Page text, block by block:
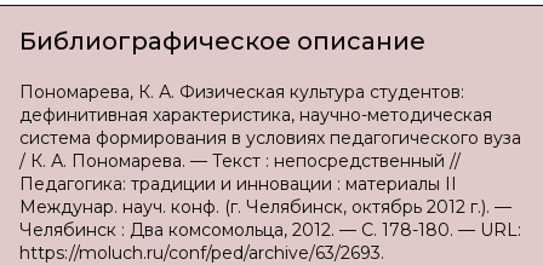
Библиографическое описание
Пономарева, К. А. Физическая культура студентов:
дефинитивная характеристика, научно-методическая
система формирования в условиях педагогического вуза
/ К. А. Пономарева. — Текст : непосредственный //
Педагогика: традиции и инновации : материалы II
Междунар. науч. конф. (г. Челябинск, октябрь 2012 г.). —
Челябинск : Два комсомольца, 2012. — С. 178-180. — URL:
https://moluch.ru/conf/ped/archive/63/2693.